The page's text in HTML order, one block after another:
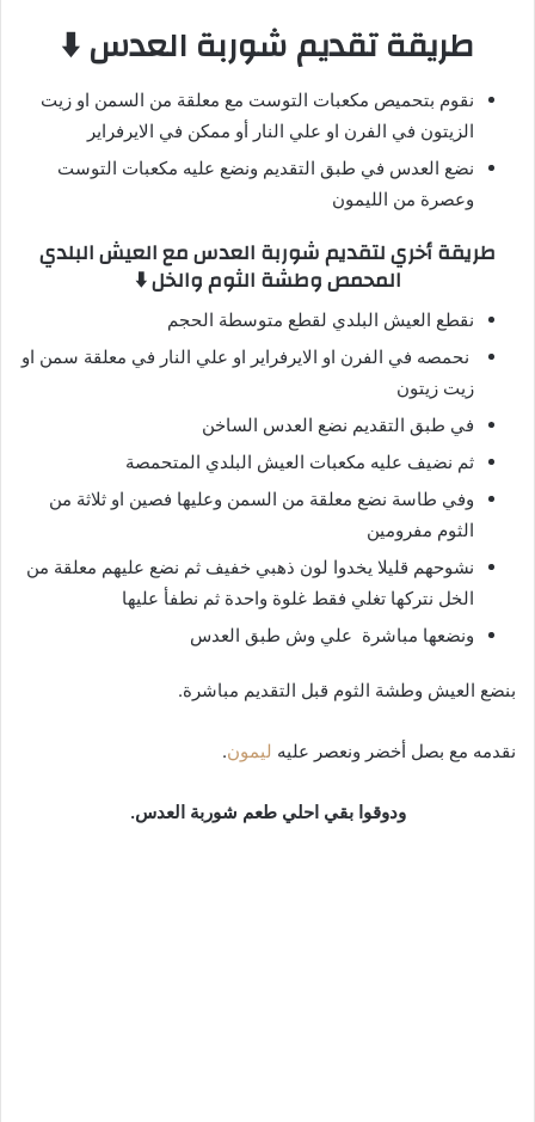
طريقة تقديم شوربة العدس⬇️
نقوم بتحميص مكعبات التوست مع معلقة من السمن او زيت
الزيتون في الفرن او علي النار أو ممكن في الايرفراير
نضع العدس في طبق التقديم ونضع عليه مكعبات التوست
وعصرة من الليمون
طريقة أخري لتقديم شوربة العدس مع العيش البلدي
المحمص وطشة الثوم والخل ⬇️
نقطع العيش البلدي لقطع متوسطة الحجم
نحمصه في الفرن او الايرفراير او علي النار في معلقة سمن او
زيت زيتون
في طبق التقديم نضع العدس الساخن
ثم نضيف عليه مكعبات العيش البلدي المتحمصة
وفي طاسة نضع معلقة من السمن وعليها فصين او ثلاثة من
الثوم مفرومين
نشوحهم قليلا يخدوا لون ذهبي خفيف ثم نضع عليهم معلقة من
الخل نتركها تغلي فقط غلوة واحدة ثم نطفأ عليها
ونضعها مباشرة علي وش طبق العدس
بنضع العيش وطشة الثوم قبل التقديم مباشرة.
نقدمه مع بصل أخضر ونعصر عليه ليمون.
ودوقوا بقي احلي طعم شوربة العدس.